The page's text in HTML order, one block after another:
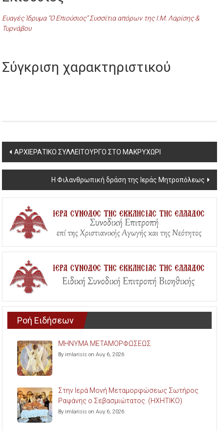
Ευαγές Ίδρυμα “Ο Επιούσιος” Συσσίτια απόρων της Ι.Μ. Λαρίσης &
Τυρνάβου
Σύγκριση χαρακτηριστικού
Post
navigation
ΑΡΧΙΕΡΑΤΙΚΟ ΣΥΛΛΕΙΤΟΥΡΓΟ ΣΤΟ ΜΑΚΡΥΧΩΡΙ
Η Φιλανθρωπική δράση της Ιεράς Μητροπόλεως
Ροή Ειδήσεων
ΜΗΝΥΜΑ ΜΕΤΑΜΟΡΦΩΣΕΩΣ
By imlarisis on Αυγ 6, 2026
Στην Ιερά Μονή Μεταμορφώσεως Σωτήρος
Ραψάνης ο Σεβασμιώτατος. (ΗΧΗΤΙΚΟ)
By imlarisis on Αυγ 6, 2026